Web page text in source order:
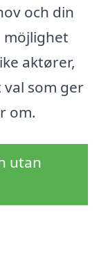
och din
möjlighet
aktører,
som ger
om.
utan